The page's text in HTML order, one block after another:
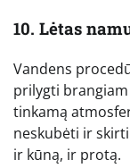
10. Lėtas
Vandens
prilygti
tinkamą
neskubėti ir
ir kūną, ir protą.